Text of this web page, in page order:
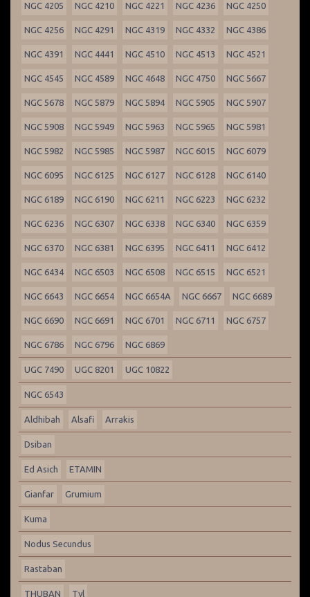
NGC 4205 NGC 4210 NGC 4221 NGC 4236 NGC 4250
NGC 4256 NGC 4291 NGC 4319 NGC 4332 NGC 4386
NGC 4391 NGC 4441 NGC 4510 NGC 4513 NGC 4521
NGC 4545 NGC 4589 NGC 4648 NGC 4750 NGC 5667
NGC 5678 NGC 5879 NGC 5894 NGC 5905 NGC 5907
NGC 5908 NGC 5949 NGC 5963 NGC 5965 NGC 5981
NGC 5982 NGC 5985 NGC 5987 NGC 6015 NGC 6079
NGC 6095 NGC 6125 NGC 6127 NGC 6128 NGC 6140
NGC 6189 NGC 6190 NGC 6211 NGC 6223 NGC 6232
NGC 6236 NGC 6307 NGC 6338 NGC 6340 NGC 6359
NGC 6370 NGC 6381 NGC 6395 NGC 6411 NGC 6412
NGC 6434 NGC 6503 NGC 6508 NGC 6515 NGC 6521
NGC 6643 NGC 6654 NGC 6654A NGC 6667 NGC 6689
NGC 6690 NGC 6691 NGC 6701 NGC 6711 NGC 6757
NGC 6786 NGC 6796 NGC 6869
UGC 7490 UGC 8201 UGC 10822
NGC 6543
Aldhibah Alsafi Arrakis
Dsiban
Ed Asich ETAMIN
Gianfar Grumium
Kuma
Nodus Secundus
Rastaban
THUBAN Tyl